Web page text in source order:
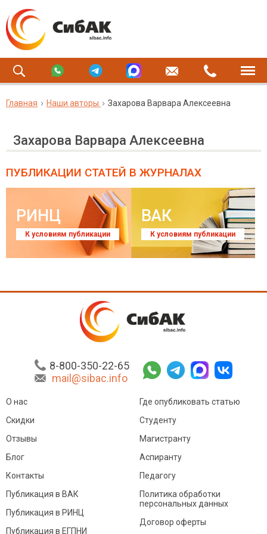
Главная Наши авторы Захарова Варвара Алексеевна
Захарова Варвара Алексеевна
ПУБЛИКАЦИИ СТАТЕЙ В ЖУРНАЛАХ
РИНЦ
К условиям публикации
ВАК
К условиям публикации
8-800-350-22-65
mail@sibac.info
О нас
Скидки
Отзывы
Блог
Контакты
Где опубликовать статью
Студенту
Магистранту
Аспиранту
Педагогу
Публикация в ВАК
Публикация в РИНЦ
Публикация в ЕГПНИ
Политика обработки
персональных данных
Договор оферты